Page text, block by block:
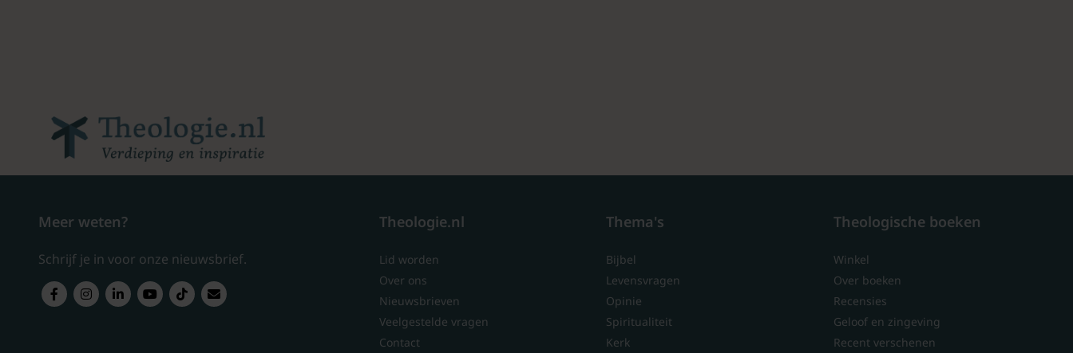
Meer weten?
Schrijf je in voor onze nieuwsbrief.
Theologie.nl
Lid worden
Over ons
Nieuwsbrieven
Veelgestelde vragen
Contact
Thema's
Bijbel
Levensvragen
Opinie
Spiritualiteit
Kerk
Theologische boeken
Winkel
Over boeken
Recensies
Geloof en zingeving
Recent verschenen